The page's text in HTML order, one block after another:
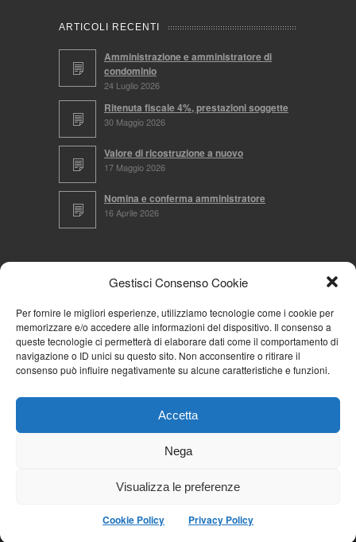
Gestisci Consenso Cookie
Per fornire le migliori esperienze, utilizziamo tecnologie come i cookie per
memorizzare e/o accedere alle informazioni del dispositivo. Il consenso a
queste tecnologie ci permetterà di elaborare dati come il comportamento di
navigazione o ID unici su questo sito. Non acconsentire o ritirare il
consenso può influire negativamente su alcune caratteristiche e funzioni.
Accetta
Nega
Visualizza le preferenze
Cookie Policy Privacy Policy
ARTICOLI RECENTI
Amministrazione e amministratore di
condominio
24 Luglio 2026
Ritenuta fiscale 4%, prestazioni soggette
30 Maggio 2026
Valore di ricostruzione a nuovo
17 Maggio 2026
Nomina e conferma amministratore
16 Aprile 2026
CERCA NEL SITO
NAVIGA PER
Mappa completa
Cookie Policy (UE)
Iscriviti alla Community AziendaCondominio
© 2026La Community AziendaCondominio